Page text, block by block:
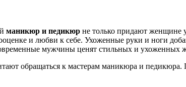
маникюр и педикюр не только придают женщине
и любви к себе. Ухоженные руки и ноги
мужчины ценят стильных и ухоженных
обращаться к мастерам маникюра и педикюра.